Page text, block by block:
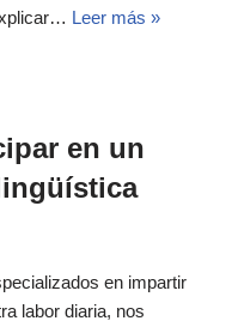
Leer más »
en un
en impartir
labor diaria, nos